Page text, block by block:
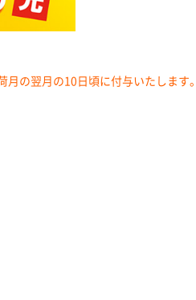
の翌月の10日頃に付与いたします。